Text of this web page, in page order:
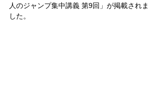
人のジャンプ集中講義 第9回」が掲載されま
した。